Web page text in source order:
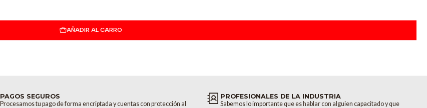
AÑADIR AL CARRO
PAGOS SEGUROS
Procesamos tu pago de forma encriptada y cuentas con protección al
PROFESIONALES DE LA INDUSTRIA
Sabemos lo importante que es hablar con alguien capacitado y que